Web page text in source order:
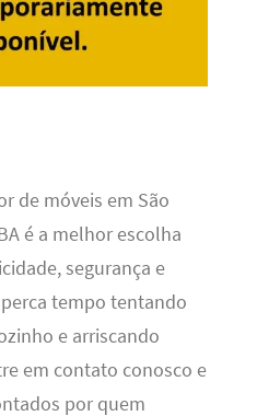
de móveis em São
é a melhor escolha
segurança e
tempo tentando
e arriscando
em contato conosco e
por quem